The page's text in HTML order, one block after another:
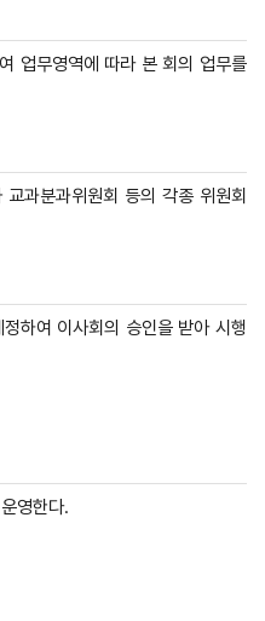
업무영역에 따라 본 회의 업무를
과분과위원회 등의 각종 위원회
하여 이사회의 승인을 받아 시행
영한다.